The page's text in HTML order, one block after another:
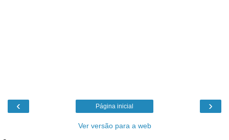
‹ ›
Página inicial
Ver versão para a web